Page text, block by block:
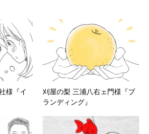
様『イ
刈屋の梨 三浦八右ェ門様『ブ
ランディング』